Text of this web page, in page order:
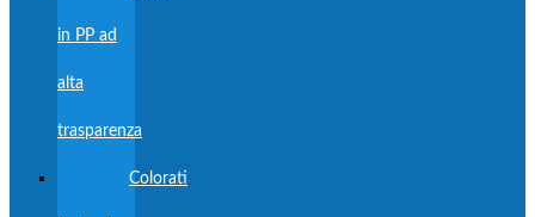
in PP ad
alta
trasparenza
Colorati